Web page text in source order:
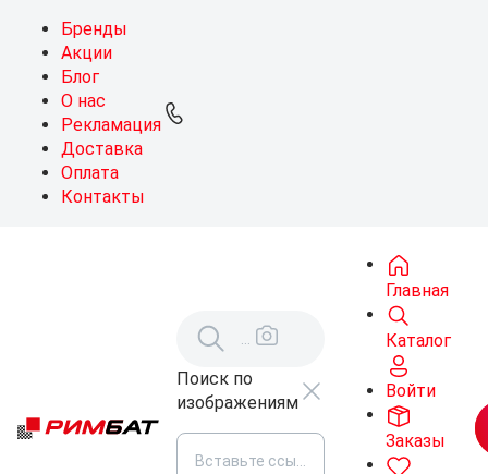
Бренды
Акции
Блог
О нас
Рекламация
Доставка
Оплата
Контакты
Поиск по
изображениям
Главная
Каталог
Войти
Заказы